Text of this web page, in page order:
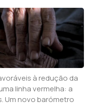
à redução da
linha vermelha: a
Um novo barómetro